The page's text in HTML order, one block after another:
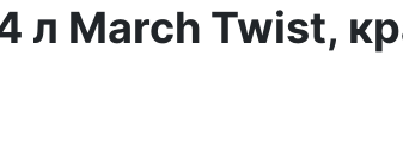
л March Twist,